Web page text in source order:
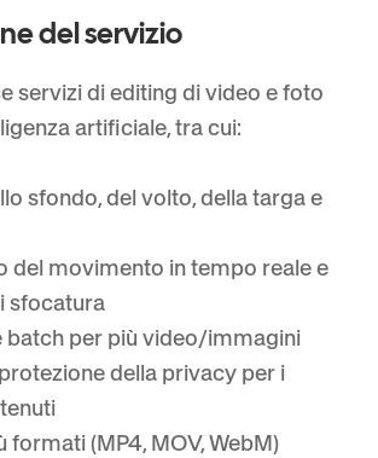
- Video
in batch
un’unica passata
in blocco
in blocco
cosa
enterprise
del servizio
servizi di editing di video e foto
artificiale, tra cui:
sfondo, del volto, della targa e
del movimento in tempo reale e
sfocatura
batch per più video/immagini
della privacy per i
formati (MP4, MOV, WebM)